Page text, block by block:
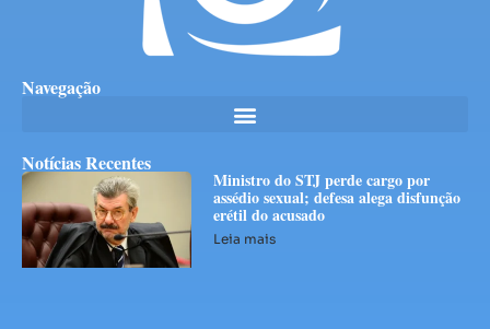
Navegação
Notícias Recentes
Ministro do STJ perde cargo por
assédio sexual; defesa alega disfunção
erétil do acusado
Leia mais